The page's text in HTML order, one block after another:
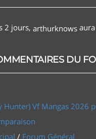
2 jours, arthurknows
DU
Hunter) Vf Mangas 2026
/ Forum Général